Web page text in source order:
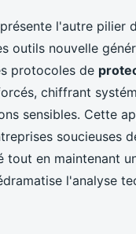
l'autre pilier
outils nouvelle
protocoles de
chiffrant
sensibles. Cette
soucieuses
tout en maintenant
l'analyse